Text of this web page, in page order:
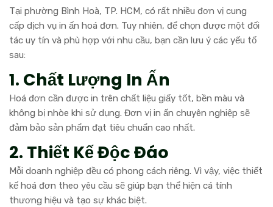
Tại phường Bình Hoà, TP. HCM, có rất nhiều đơn vị cung
cấp dịch vụ in ấn hoá đơn. Tuy nhiên, để chọn được một đối
tác uy tín và phù hợp với nhu cầu, bạn cần lưu ý các yếu tố
sau:
1. Chất Lượng In Ấn
Hoá đơn cần được in trên chất liệu giấy tốt, bền màu và
không bị nhòe khi sử dụng. Đơn vị in ấn chuyên nghiệp sẽ
đảm bảo sản phẩm đạt tiêu chuẩn cao nhất.
2. Thiết Kế Độc Đáo
Mỗi doanh nghiệp đều có phong cách riêng. Vì vậy, việc thiết
kế hoá đơn theo yêu cầu sẽ giúp bạn thể hiện cá tính
thương hiệu và tạo sự khác biệt.